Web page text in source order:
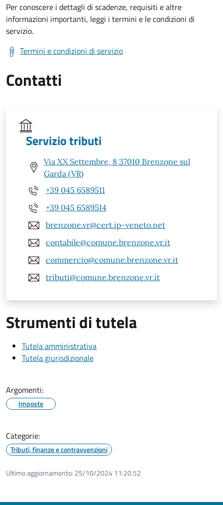
Per conoscere i dettagli di scadenze, requisiti e altre
informazioni importanti, leggi i termini e le condizioni di
servizio.
Termini e condizioni di servizio
Contatti
Servizio tributi
Via XX Settembre, 8 37010 Brenzone sul
Garda (VR)
+39 045 6589511
+39 045 6589514
brenzone.vr@cert.ip-veneto.net
contabile@comune.brenzone.vr.it
commercio@comune.brenzone.vr.it
tributi@comune.brenzone.vr.it
Strumenti di tutela
Tutela amministrativa
Tutela giurisdizionale
Argomenti:
Imposte
Categorie:
Tributi, finanze e contravvenzioni
Ultimo aggiornamento: 25/10/2024 11:20.52